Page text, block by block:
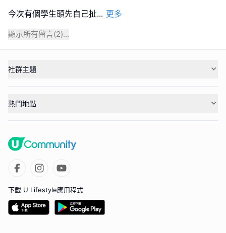
今次有個學生頭先自己扯... 更多
顯示所有留言(2)...
社群主題
熱門地點
下載 U Lifestyle應用程式